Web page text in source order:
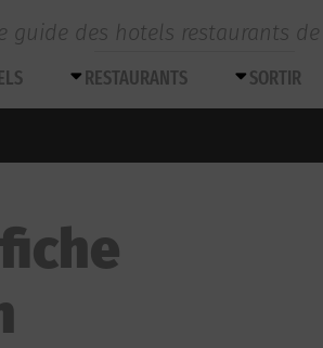
guide des hotels restaurants de
RESTAURANTS SORTIR